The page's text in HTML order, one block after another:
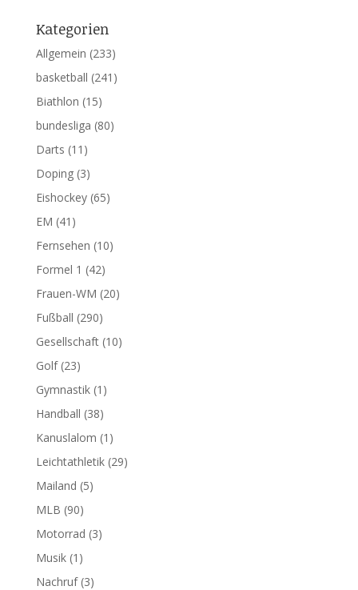
Kategorien
Allgemein (233)
basketball (241)
Biathlon (15)
bundesliga (80)
Darts (11)
Doping(3)
Eishockey(65)
EM (41)
Fernsehen (10)
Formel 1 (42)
Frauen-WM (20)
Fußball (290)
Gesellschaft(10)
Golf(23)
Gymnastik(1)
Handball (38)
Kanuslalom (1)
Leichtathletik(29)
Mailand (5)
MLB (90)
Motorrad (3)
Musik(1)
Nachruf(3)